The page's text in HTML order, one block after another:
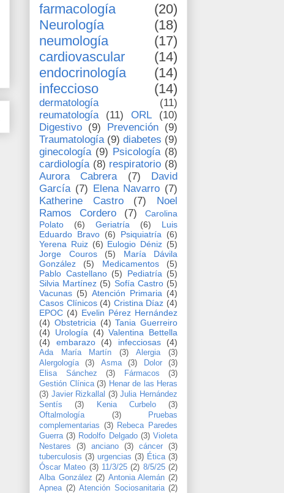
farmacología
(20)
Neurología
(18)
neumología
(17)
cardiovascular
(14)
endocrinología
(14)
infeccioso
(14)
dermatología
(11)
reumatología
(11) ORL
(10)
Digestivo (9) Prevención (9)
Traumatología (9) diabetes (9)
ginecología (9) Psicología (8)
cardiología (8) respiratorio (8)
Aurora Cabrera
(7)
David
García (7) Elena Navarro (7)
Katherine Castro
(7)
Noel
Ramos Cordero
(7)
Carolina
Polato
(6) Geriatría (6)
Luis
Eduardo Bravo (6) Psiquiatría
(6)
Yerena Ruiz (6) Eulogio Déniz (5)
Jorge Couros
(5)
María Dávila
González
(5) Medicamentos
(5)
Pablo Castellano (5) Pediatría (5)
Silvia Martínez (5) Sofía Castro (5)
Vacunas (5) Atención Primaria (4)
Casos Clínicos (4) Cristina Díaz (4)
EPOC (4) Evelin Pérez Hernández
(4) Obstetricia (4) Tania Guerreiro
(4)
Urología (4) Valentina Bettella
(4)
embarazo (4) infecciosas (4)
Ada María Martín (3) Alergia
(3)
Alergología
(3) Asma (3) Dolor
(3)
Elisa Sánchez
(3) Fármacos
(3)
Gestión Clínica (3) Henar de las Heras
(3) Javier Rizkallal (3) Julia Hernández
Sentís
(3) Kenia Curbelo
(3)
Oftalmología
(3)
Pruebas
complementarias (3) Rebeca Paredes
Guerra (3) Rodolfo Delgado (3) Violeta
Nestares
(3) anciano (3) cáncer
(3)
tuberculosis (3) urgencias (3) Ética (3)
Óscar Mateo (3) 11/3/25 (2) 8/5/25 (2)
Alba González (2) Antonia Alemán (2)
Apnea (2) Atención Sociosanitaria (2)